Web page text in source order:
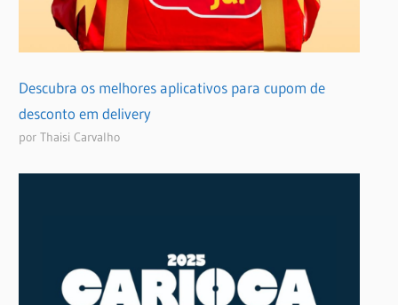
Descubra os melhores aplicativos para cupom de
desconto em delivery
por Thaisi Carvalho